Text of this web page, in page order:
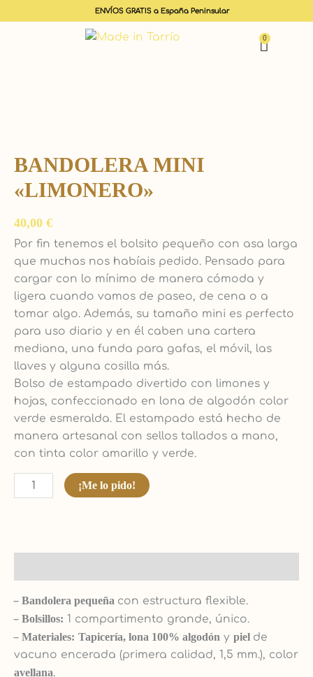
ENVÍOS GRATIS a España Peninsular
0
BANDOLERA MINI
«LIMONERO»
40,00 €
Por fin tenemos el bolsito pequeño con asa larga
que muchas nos habíais pedido. Pensado para
cargar con lo mínimo de manera cómoda y
ligera cuando vamos de paseo, de cena o a
tomar algo. Además, su tamaño mini es perfecto
para uso diario y en él caben una cartera
mediana, una funda para gafas, el móvil, las
llaves y alguna cosilla más.
Bolso de estampado divertido con limones y
hojas, confeccionado en lona de algodón color
verde esmeralda. El estampado está hecho de
manera artesanal con sellos tallados a mano,
con tinta color amarillo y verde.
"Limonero"
cantidad
¡Me lo pido!
– Bandolera pequeña con estructura flexible.
– Bolsillos: 1 compartimento grande, único.
– Materiales: Tapicería, lona 100% algodón y piel de
vacuno encerada (primera calidad, 1,5 mm.), color
avellana.